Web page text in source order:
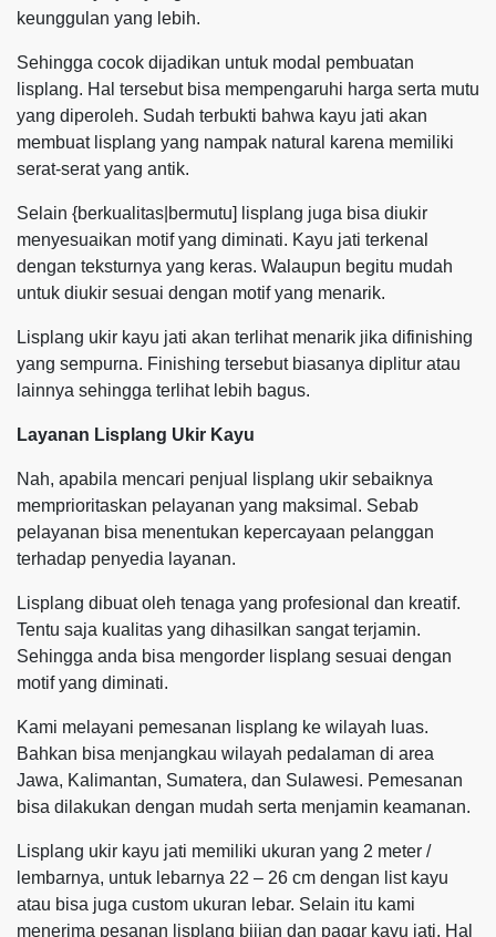
keunggulan yang lebih.
Sehingga cocok dijadikan untuk modal pembuatan
lisplang. Hal tersebut bisa mempengaruhi harga serta mutu
yang diperoleh. Sudah terbukti bahwa kayu jati akan
membuat lisplang yang nampak natural karena memiliki
serat-serat yang antik.
Selain {berkualitas|bermutu] lisplang juga bisa diukir
menyesuaikan motif yang diminati. Kayu jati terkenal
dengan teksturnya yang keras. Walaupun begitu mudah
untuk diukir sesuai dengan motif yang menarik.
Lisplang ukir kayu jati akan terlihat menarik jika difinishing
yang sempurna. Finishing tersebut biasanya diplitur atau
lainnya sehingga terlihat lebih bagus.
Layanan Lisplang Ukir Kayu
Nah, apabila mencari penjual lisplang ukir sebaiknya
memprioritaskan pelayanan yang maksimal. Sebab
pelayanan bisa menentukan kepercayaan pelanggan
terhadap penyedia layanan.
Lisplang dibuat oleh tenaga yang profesional dan kreatif.
Tentu saja kualitas yang dihasilkan sangat terjamin.
Sehingga anda bisa mengorder lisplang sesuai dengan
motif yang diminati.
Kami melayani pemesanan lisplang ke wilayah luas.
Bahkan bisa menjangkau wilayah pedalaman di area
Jawa, Kalimantan, Sumatera, dan Sulawesi. Pemesanan
bisa dilakukan dengan mudah serta menjamin keamanan.
Lisplang ukir kayu jati memiliki ukuran yang 2 meter /
lembarnya, untuk lebarnya 22 – 26 cm dengan list kayu
atau bisa juga custom ukuran lebar. Selain itu kami
menerima pesanan lisplang bijian dan pagar kayu jati. Hal